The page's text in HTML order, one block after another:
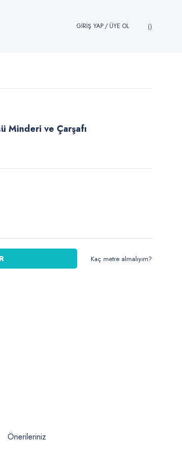
GİRİŞ YAP/ ÜYE OL
Minderi ve Çarşafı
Kaç metre almalıyım?
Önerileriniz